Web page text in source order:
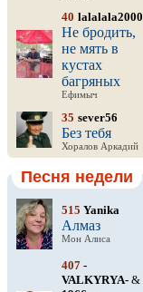
40 lalalala2000
Не бродить,
не мять в
кустах
багряных
Ефимыч
35 sever56
Без тебя
Хоралов Аркадий
Песня недели
515 Yanika
Алмаз
Мон Алиса
407 -
VALKYRYA- &